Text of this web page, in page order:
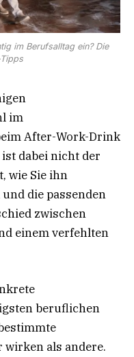
im Berufsalltag ein? Die
im
After-Work-Drink
dabei nicht der
wie Sie ihn
die passenden
zwischen
einem verfehlten
beruflichen
als andere.